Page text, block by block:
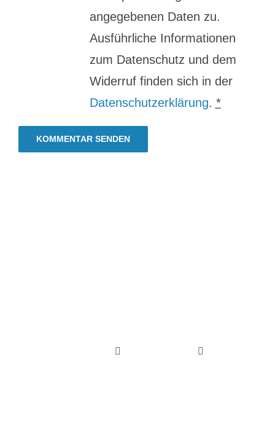
angegebenen Daten zu.
Ausführliche Informationen
zum Datenschutz und dem
Widerruf finden sich in der
Datenschutzerklärung. *
Toggle
Toggle